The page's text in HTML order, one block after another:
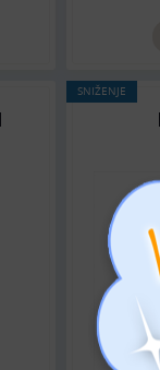
SNIŽENJE